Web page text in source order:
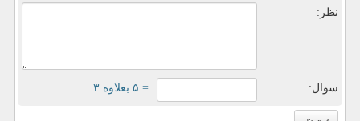
نظر:
سوال: = ۵ بعلاوه ۳